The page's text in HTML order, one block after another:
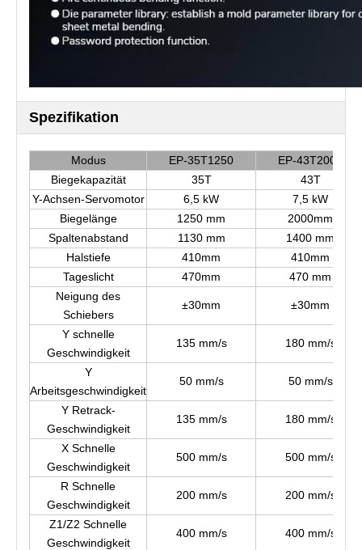
Spezifikation
Modus EP-35T1250
EP-43T2000
Biegekapazität
35T
43T
Y-Achsen-Servomotor
6,5 kW
7,5 kW
Biegelänge
1250 mm
2000mm
Spaltenabstand
1130 mm
1400 mm
Halstiefe
410mm
410mm
Tageslicht
470mm
470 mm
Neigung des
Schiebers
±30mm ±30mm
Y schnelle
Geschwindigkeit
135 mm/s 180 mm/s
Y
Arbeitsgeschwindigkeit
50 mm/s 50 mm/s
Y Retrack-
Geschwindigkeit
135 mm/s 180 mm/s
X Schnelle
Geschwindigkeit
500 mm/s 500 mm/s
R Schnelle
Geschwindigkeit
200 mm/s 200 mm/s
Z1/Z2 Schnelle
Geschwindigkeit
400 mm/s 400 mm/s